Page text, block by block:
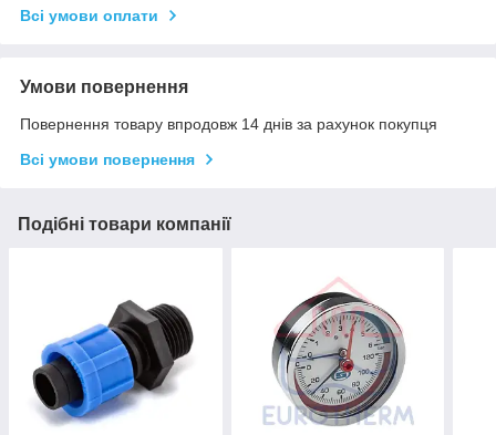
Всі умови оплати
Умови повернення
Повернення товару впродовж 14 днів за рахунок покупця
Всі умови повернення
Подібні товари компанії